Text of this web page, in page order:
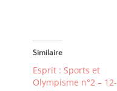
Similaire
Esprit : Sports et
Olympisme n°2 – 12-